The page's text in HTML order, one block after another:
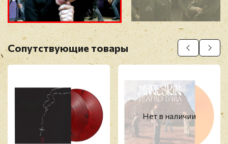
Прикрепить фото
Оставить отзыв
Перед публикацией отзывы проходят
Сопутствующие товары
Нет в наличии